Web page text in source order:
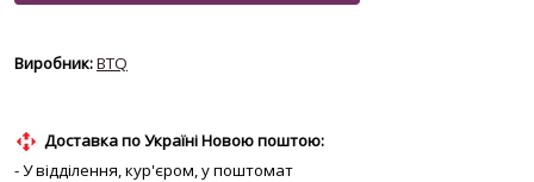
BTQ
Доставка по Україні Новою поштою:
- У відділення, кур'єром, у поштомат